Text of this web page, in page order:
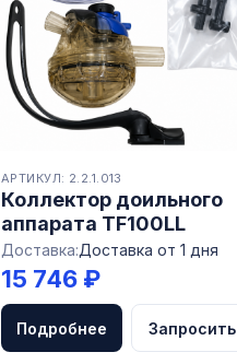
АРТИКУЛ: 2.2.1.013
Коллектор доильного
аппарата TF100LL
Доставка:Доставка от 1 дня
15 746 ₽
Подробнее Запросить